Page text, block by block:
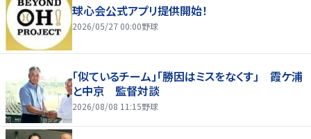
球心会公式アプリ提供開始！
2026/05/27 00:00野球
「似ているチーム」「勝因はミスをなくす」 霞ケ浦
と中京 監督対談
2026/08/08 11:15野球